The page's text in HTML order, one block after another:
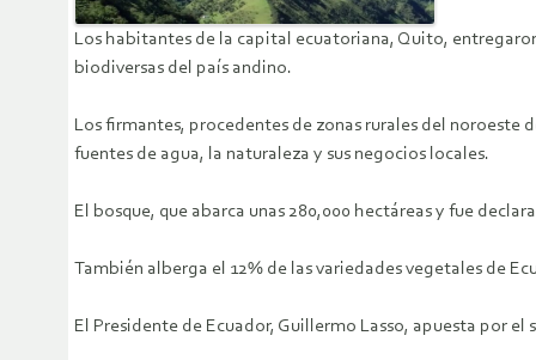
Los habitantes de la capital ecuatoriana, Quito,
biodiversas del país andino.
Los firmantes, procedentes de zonas rurales del noroeste
fuentes de agua, la naturaleza y sus negocios locales.
El bosque, que abarca unas 280,000 hectáreas y fue
También alberga el 12% de las variedades vegetales de
El Presidente de Ecuador, Guillermo Lasso, apuesta por